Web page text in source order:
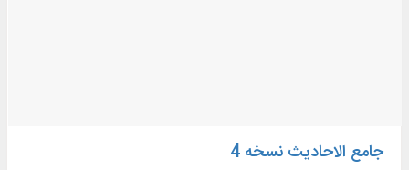
جامع الاحادیث نسخه 4